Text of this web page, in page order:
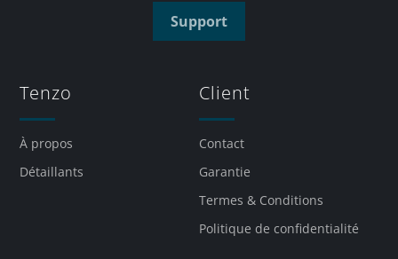
Support
Tenzo
À propos
Détaillants
Client
Contact
Garantie
Termes & Conditions
Politique de confidentialité